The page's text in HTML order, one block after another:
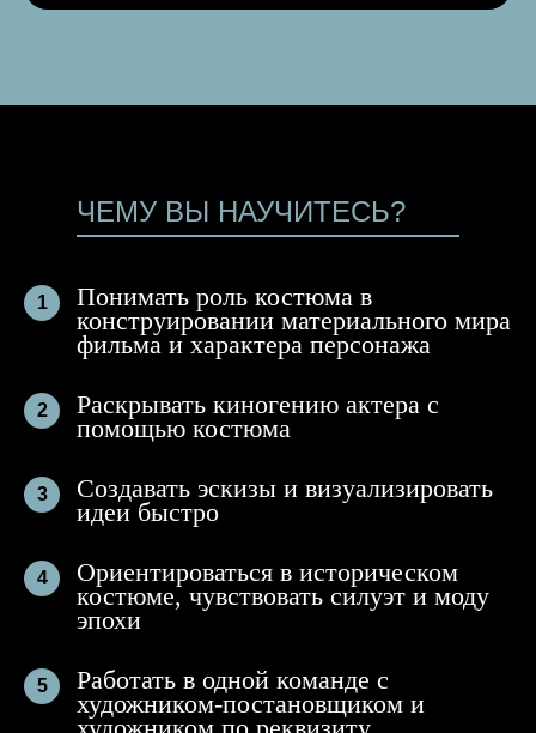
ЧЕМУ ВЫ НАУЧИТЕСЬ?
1
Понимать роль костюма в
конструировании материального мира
фильма и характера персонажа
2
Раскрывать киногению актера с
помощью костюма
3
Создавать эскизы и визуализировать
идеи быстро
4
Ориентироваться в историческом
костюме, чувствовать силуэт и моду
эпохи
5
Работать в одной команде с
художником-постановщиком и